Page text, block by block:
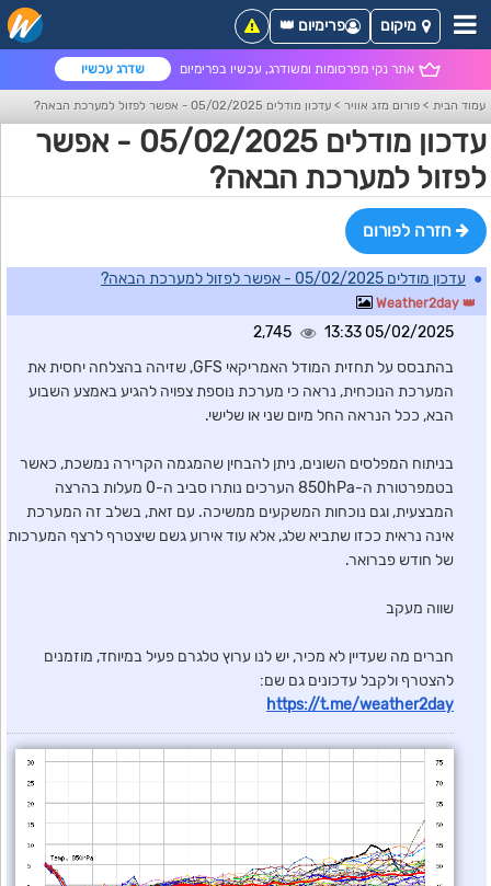
אתר נקי מפרסומות ומשודרג, עכשיו בפרימיום שדרג עכשיו
מיקום פרימיום 👑
עמוד הבית > פורום מזג אוויר > עדכון מודלים 05/02/2025 - אפשר לפזול למערכת הבאה?
עדכון מודלים 05/02/2025 - אפשר
לפזול למערכת הבאה?
חזרה לפורום
● עדכון מודלים 05/02/2025 - אפשר לפזול למערכת הבאה?
05/02/2025 13:33
2,745
בהתבסס על תחזית המודל האמריקאי GFS, שזיהה בהצלחה יחסית את
המערכת הנוכחית, נראה כי מערכת נוספת צפויה להגיע באמצע השבוע
הבא, ככל הנראה החל מיום שני או שלישי.
בניתוח המפלסים השונים, ניתן להבחין שהמגמה הקרירה נמשכת, כאשר
בטמפרטורת ה-850hPa הערכים נותרו סביב ה-0 מעלות בהרצה
המבצעית, וגם נוכחות המשקעים ממשיכה. עם זאת, בשלב זה המערכת
אינה נראית ככזו שתביא שלג, אלא עוד אירוע גשם שיצטרף לרצף המערכות
של חודש פברואר.
שווה מעקב
חברים מה שעדיין לא מכיר, יש לנו ערוץ טלגרם פעיל במיוחד, מוזמנים
להצטרף ולקבל עדכונים גם שם:
https://t.me/weather2day